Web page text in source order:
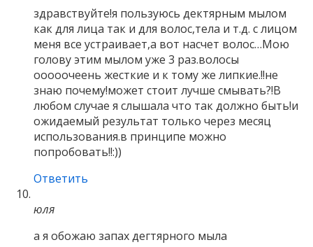
здравствуйте!я пользуюсь дектярным мылом
как для лица так и для волос,тела и т.д. с лицом
меня все устраивает,а вот насчет волос…Мою
голову этим мылом уже 3 раз.волосы
ооооочеень жесткие и к тому же липкие.!!не
знаю почему!может стоит лучше смывать?!В
любом случае я слышала что так должно быть!и
ожидаемый результат только через месяц
использования.в принципе можно
попробовать!!:))
Ответить
юля
а я обожаю запах дегтярного мыла